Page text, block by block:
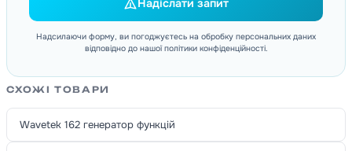
Надіслати запит
Надсилаючи форму, ви погоджуєтесь на обробку персональних даних
відповідно до нашої політики конфіденційності.
СХОЖІ ТОВАРИ
Wavetek 162 генератор функцій